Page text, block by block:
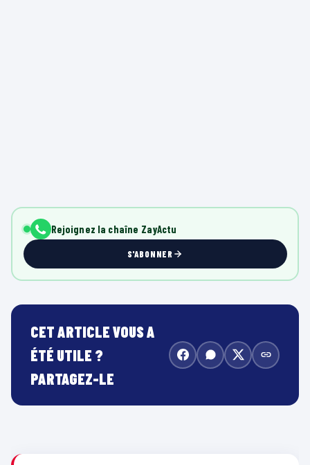
Rejoignez la chaîne ZayActu
S'ABONNER
CET ARTICLE VOUS A
ÉTÉ UTILE ?
PARTAGEZ-LE